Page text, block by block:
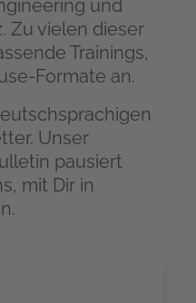
und
Zu vielen dieser
Trainings,
Formate an.
Unser
pausiert
mit Dir in